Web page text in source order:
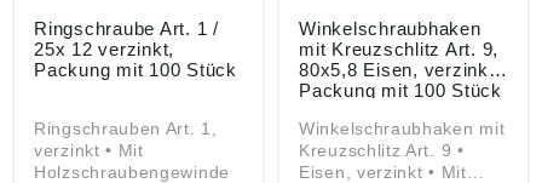
Ringschraube Art. 1 /
25x 12 verzinkt,
Packung mit 100 Stück
Ringschrauben Art. 1,
verzinkt • Mit
Holzschraubengewinde
Winkelschraubhaken
mit Kreuzschlitz Art. 9,
80x5,8 Eisen, verzinkt,
Packung mit 100 Stück
Winkelschraubhaken mit
Kreuzschlitz Art. 9 •
Eisen, verzinkt • Mit